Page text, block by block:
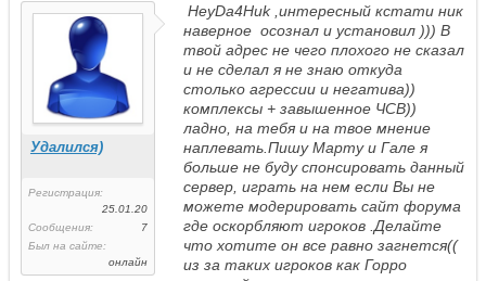
Удалился)
Регистрация:
25.01.20
Сообщения:
7
Был на сайте:
онлайн
HeyDa4Huk ,интересный кстати ник
наверное осознал и установил ))) В
твой адрес не чего плохого не сказал
и не сделал я не знаю откуда
столько агрессии и негатива))
комплексы + завышенное ЧСВ))
ладно, на тебя и на твое мнение
наплевать.Пишу Марту и Гале я
больше не буду спонсировать данный
сервер, играть на нем если Вы не
можете модерировать сайт форума
где оскорбляют игроков .Делайте
что хотите он все равно загнется((
из за таких игроков как Горро